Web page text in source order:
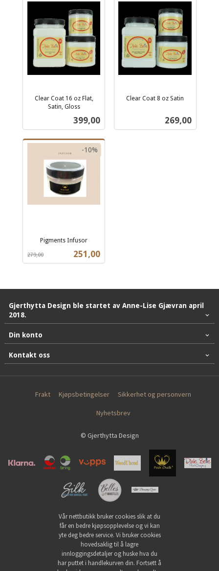
Clear Coat 16 oz Flat,
Satin, Gloss
Pris
399,00
Clear Coat 8 oz Satin
Pris
269,00
Pigments Infusor
Tilbud
251,00
279,00
-10%
mva.
Gjerthytta Design ble startet av Anne-Lise Gjævran april
2018.
Din konto
Kontakt oss
Frakt Kjøpsbetingelser Sikkerhet og personvern
Nyhetsbrev
© Gjerthytta Design
Vår nettbutikk bruker cookies slik at du
får en bedre kjøpsopplevelse og vi kan
yte deg bedre service. Vi bruker cookies
hovedsaklig til å lagre
innloggingsdetaljer og huske hva du
har puttet i handlekurven din. Fortsett å